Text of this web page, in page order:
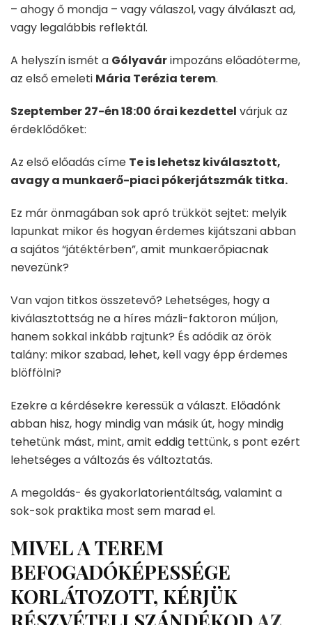
– ahogy ő mondja – vagy válaszol, vagy álválaszt ad,
vagy legalábbis reflektál.
A helyszín ismét a Gólyavárimpozáns előadóterme,
az első emeleti Mária Terézia terem.
Szeptember 27-én 18:00 órai kezdettel várjuk az
érdeklődőket:
Az első előadás címe Te is lehetsz kiválasztott,
avagy a munkaerő-piaci pókerjátszmák titka.
Ez már önmagában sok apró trükköt sejtet: melyik
lapunkat mikor és hogyan érdemes kijátszani abban
a sajátos “játéktérben”, amit munkaerőpiacnak
nevezünk?
Van vajon titkos összetevő? Lehetséges, hogy a
kiválasztottság ne a híres mázli-faktoron múljon,
hanem sokkal inkább rajtunk? És adódik az örök
talány: mikor szabad, lehet, kell vagy épp érdemes
blöffölni?
Ezekre a kérdésekre keressük a választ. Előadónk
abban hisz, hogy mindig van másik út, hogy mindig
tehetünk mást, mint, amit eddig tettünk, s pont ezért
lehetséges a változás és változtatás.
A megoldás- és gyakorlatorientáltság, valamint a
sok-sok praktika most sem marad el.
MIVEL A TEREM
BEFOGADÓKÉPESSÉGE
KORLÁTOZOTT, KÉRJÜK